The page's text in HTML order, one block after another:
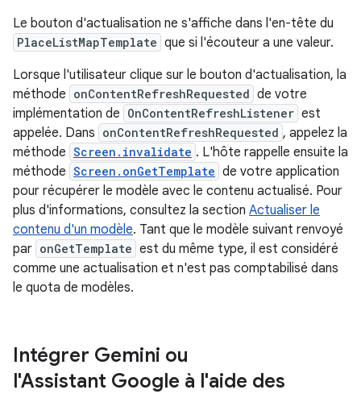
Le bouton d'actualisation ne s'affiche dans l'en-tête du
PlaceListMapTemplate que si l'écouteur a une valeur.
Lorsque l'utilisateur clique sur le bouton d'actualisation, la
méthode onContentRefreshRequested de votre
implémentation de OnContentRefreshListener est
appelée. Dans onContentRefreshRequested , appelez la
méthode Screen.invalidate . L'hôte rappelle ensuite la
méthode Screen.onGetTemplate de votre application
pour récupérer le modèle avec le contenu actualisé. Pour
plus d'informations, consultez la section Actualiser le
contenu d'un modèle. Tant que le modèle suivant renvoyé
par onGetTemplate est du même type, il est considéré
comme une actualisation et n'est pas comptabilisé dans
le quota de modèles.
Intégrer Gemini ou
l'Assistant Google à l'aide des